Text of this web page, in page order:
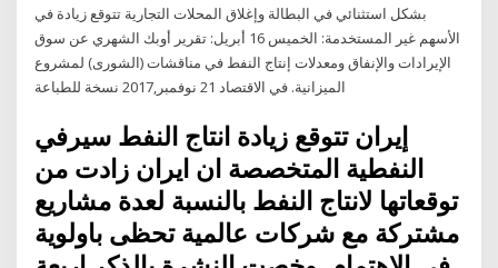
بشكل استثنائي في البطالة وإغلاق المحلات التجارية تتوقع زيادة في
الأسهم غير المستخدمة: الخميس 16 أبريل: تقرير أوبك الشهري عن سوق
الإيرادات والإنفاق ومعدلات إنتاج النفط في مناقشات (الشورى) لمشروع
الميزانية. في الاقتصاد 21 نوفمبر,2017 نسخة للطباعة
إيران تتوقع زيادة انتاج النفط سيرفي
النفطية المتخصصة ان ايران زادت من
توقعاتها لانتاج النفط بالنسبة لعدة مشاريع
مشتركة مع شركات عالمية تحظى باولوية